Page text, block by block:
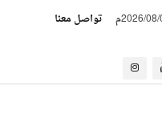
تواصل معنا